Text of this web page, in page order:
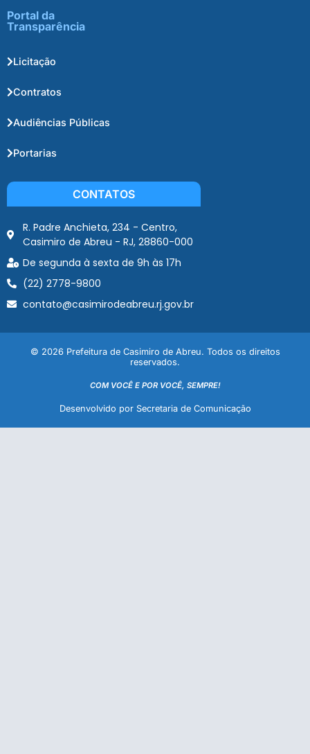
Portal da
Transparência
Licitação
Contratos
Audiências Públicas
Portarias
CONTATOS
R. Padre Anchieta, 234 - Centro,
Casimiro de Abreu - RJ, 28860-000
De segunda à sexta de 9h às 17h
(22) 2778-9800
contato@casimirodeabreu.rj.gov.br
© 2026 Prefeitura de Casimiro de Abreu. Todos os direitos
reservados.
COM VOCÊ E POR VOCÊ, SEMPRE!
Desenvolvido por Secretaria de Comunicação